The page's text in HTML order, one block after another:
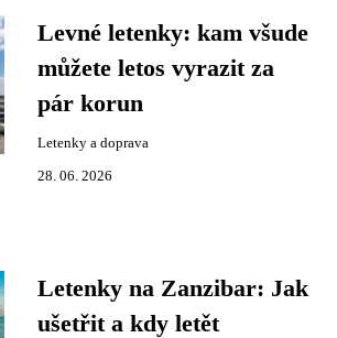
Levné letenky: kam všude
můžete letos vyrazit za
pár korun
Letenky a doprava
28. 06. 2026
Letenky na Zanzibar: Jak
ušetřit a kdy letět